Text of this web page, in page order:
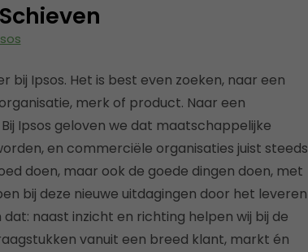
bij Ipsos. Het is best even zoeken, naar een
merk of product. Naar een
Ipsos geloven we dat maatschappelijke
en commerciële organisaties juist steeds
doen, maar ook de goede dingen doen, met
bij deze nieuwe uitdagingen door het leveren
naast inzicht en richting helpen wij bij de
vanuit een breed klant, markt én